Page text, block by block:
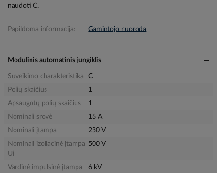
naudoti C.
Papildoma informacija: Gamintojo nuoroda
Modulinis automatinis jungiklis
Suveikimo charakteristika
C
Polių skaičius
1
Apsaugotų polių skaičius
1
Nominali srovė
16 A
Nominali įtampa
230 V
Nominali izoliacinė įtampa
Ui
500 V
Vardinė impulsinė įtampa
6 kV